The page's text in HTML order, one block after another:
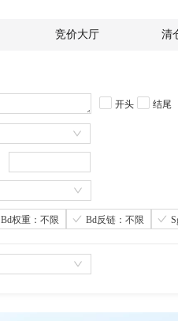
竞价大厅 清
开头 结尾
Bd权重：不限 Bd反链：不限